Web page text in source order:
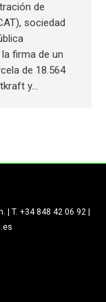
de
sociedad
firma de un
de 18.564
y…
| T. +34 848 42 06 92 |